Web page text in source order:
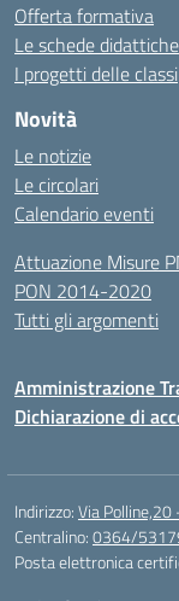
Offerta formativa
Le schede didattiche
I progetti delle classi
Novità
Le notizie
Le circolari
Calendario eventi
Attuazione Misure
PON 2014-2020
Tutti gli argomenti
Amministrazione
Dichiarazione di
Indirizzo:Via
Centralino:0364/
Posta elettronica